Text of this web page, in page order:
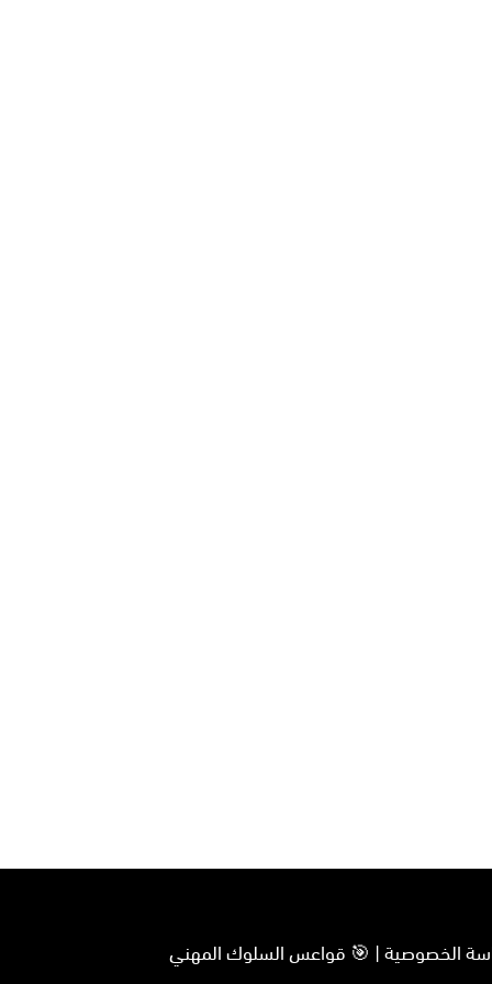
الخصوصية | 🎯 قواعس السلوك المهني